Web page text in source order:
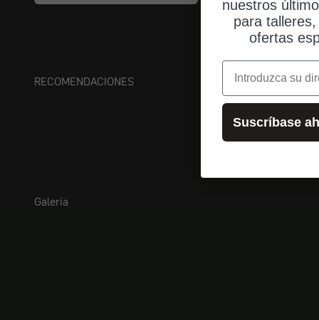
RECOMENDACIONES
Galería
nuestros
para
ofertas
correo electrónico
Suscríbase